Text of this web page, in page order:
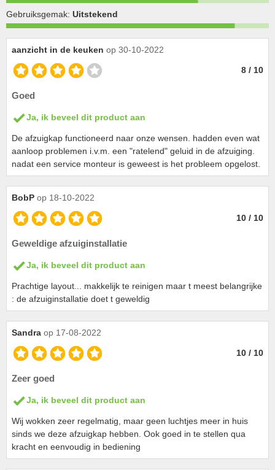
Gebruiksgemak: Uitstekend
aanzicht in de keuken op 30-10-2022
8 / 10
Goed
Ja, ik beveel dit product aan
De afzuigkap functioneerd naar onze wensen. hadden even wat
aanloop problemen i.v.m. een "ratelend" geluid in de afzuiging.
nadat een service monteur is geweest is het probleem opgelost.
BobP op 18-10-2022
10 / 10
Geweldige afzuiginstallatie
Ja, ik beveel dit product aan
Prachtige layout... makkelijk te reinigen maar t meest belangrijke
: de afzuiginstallatie doet t geweldig
Sandra op 17-08-2022
10 / 10
Zeer goed
Ja, ik beveel dit product aan
Wij wokken zeer regelmatig, maar geen luchtjes meer in huis
sinds we deze afzuigkap hebben. Ook goed in te stellen qua
kracht en eenvoudig in bediening